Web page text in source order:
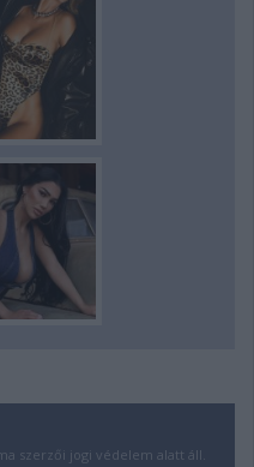
szerzői jogi védelem alatt áll.